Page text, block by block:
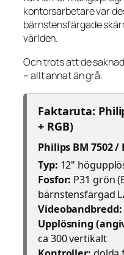
kontorsarbetare var
bärnstensfärgade
världen.
Och trots att de
– allt annat än grå.
Faktaruta:
+ RGB)
Philips BM 7502 /
Typ: 12"
Fosfor: P31 grön
bärnstensfärgad
Videobandbredd:
Upplösning
ca 300 vertikalt